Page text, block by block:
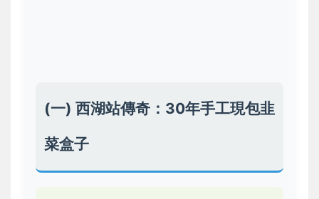
(一) 西湖站傳奇：30年手工現包韭
菜盒子